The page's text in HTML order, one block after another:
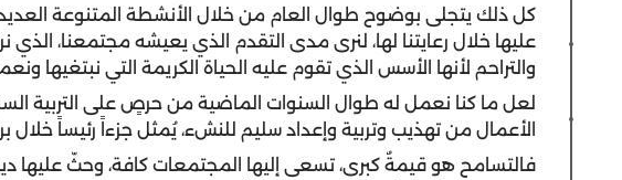
كل ذلك يتجلى بوضوح طوال العام من خلال الأنشطة المتنوعة
عليها خلال رعايتنا لها، لنرى مدى التقدم الذي يعيشه مجتمعنا، الذي
والتراحم لأنها الأسس الذي تقوم عليه الحياة الكريمة التي نبتغيها
لعل ما كنا نعمل له طوال السنوات الماضية من حرصٍ على التربية
الأعمال من تهذيب وتربية وإعداد سليم للنشء، يُمثل جزءاً رئيساً خلال
فالتسامح هو قيمةٌ كبرى، تسعى إليها المجتمعات كافة، وحثّ عليها